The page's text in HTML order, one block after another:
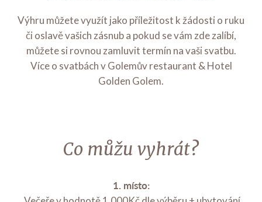
Výhru můžete využít jako příležitost k žádosti o ruku
či oslavě vašich zásnub a pokud se vám zde zalíbí,
můžete si rovnou zamluvit termín na vaši svatbu.
Více o svatbách v Golemův restaurant & Hotel
Golden Golem.
Co můžu vyhrát?
1. místo: